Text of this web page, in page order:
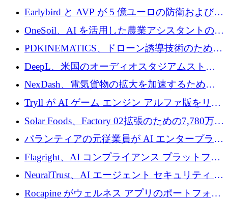
ユーロでMinisaを支援
Earlybird と AVP が 5 億ユーロの防衛および二
重用途の成長基金である E2D を立ち上げる
OneSoil、AI を活用した農業アシスタントの拡
大に​​ 100 万ユーロを確保
PDKINEMATICS、ドローン誘導技術のために
200 万ユーロを調達
DeepL、米国のオーディオスタジアムストリ
ーミング事業Mixhaloを買収
NexDash、電気貨物の拡大を加速するために
EIT Urban Mobilityから250万ユーロを確保
Tryll が AI ゲーム エンジン アルファ版をリリ
ースし、60 万ドルのプレシード資金を確保
Solar Foods、Factory 02拡張のための7,780万ユ
ーロの資金調達パッケージを獲得
パランティアの元従業員が AI エンタープライ
ズ スタートアップの Conduct に 6,000 万ドル
を調達
Flagright、AI コンプライアンス プラットフォ
ームを拡張するためにシリーズ A で 1,250 万
ドルを確保
NeuralTrust、AI エージェント セキュリティ プ
ラットフォームの拡張に 2,000 万ドルを調達
Rocapine がウェルネス アプリのポートフォリ